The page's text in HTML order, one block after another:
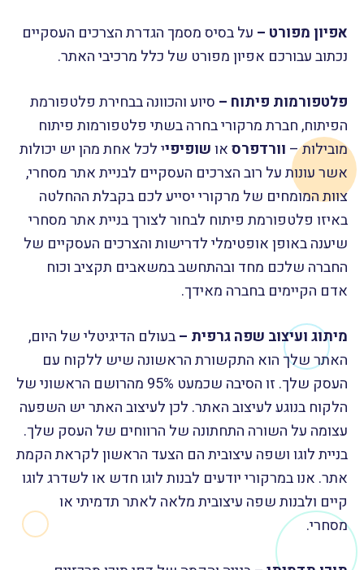
אפיון מפורט – על בסיס מסמך הגדרת הצרכים העסקיים
נכתוב עבורכם אפיון מפורט של כלל מרכיבי האתר.
פלטפורמות פיתוח – סיוע והכוונה בבחירת פלטפורמת
הפיתוח, חברת מרקורי בחרה בשתי פלטפורמות פיתוח
מובילות – וורדפרסאושופיפיי לכל אחת מהן יש יכולות
אשר עונות על רוב הצרכים העסקיים לבניית אתר מסחרי,
צוות המומחים של מרקורי יסייע לכם בקבלת ההחלטה
באיזו פלטפורמת פיתוח לבחור לצורך בניית אתר מסחרי
שיענה באופן אופטימלי לדרישות והצרכים העסקיים של
החברה שלכם מחד ובהתחשב במשאבים תקציב וכוח
אדם הקיימים בחברה מאידך.
מיתוג ועיצוב שפה גרפית –בעולם הדיגיטלי של היום,
האתר שלך הוא התקשורת הראשונה שיש ללקוח עם
העסק שלך. זו הסיבה שכמעט 95% מהרושם הראשוני של
הלקוח בנוגע לעיצוב האתר. לכן לעיצוב האתר יש השפעה
עצומה על השורה התחתונה של הרווחים של העסק שלך.
בניית לוגו ושפה עיצובית הם הצעד הראשון לקראת הקמת
אתר. אנו במרקורי יודעים לבנות לוגו חדש או לשדרג לוגו
קיים ולבנות שפה עיצובית מלאה לאתר תדמיתי או
מסחרי.